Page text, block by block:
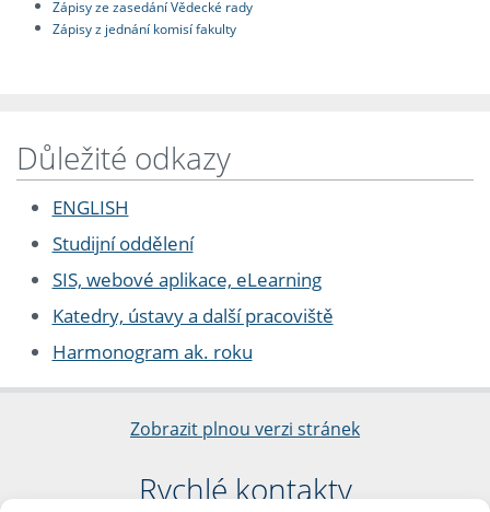
Zápisy ze zasedání Vědecké rady
Zápisy z jednání komisí fakulty
Důležité odkazy
ENGLISH
Studijní oddělení
SIS, webové aplikace, eLearning
Katedry, ústavy a další pracoviště
Harmonogram ak. roku
Zobrazit plnou verzi stránek
Rychlé kontakty